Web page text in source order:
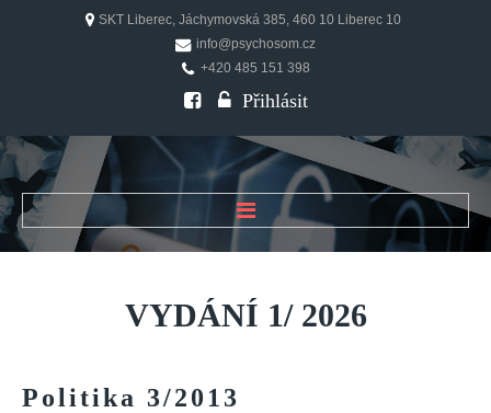
SKT Liberec, Jáchymovská 385, 460 10 Liberec 10
info@psychosom.cz
+420 485 151 398
Přihlásit
ÚVOD
O ČASOPISU
Historie
FAQ
VYDÁNÍ 1/ 2026
Politika 3/2013